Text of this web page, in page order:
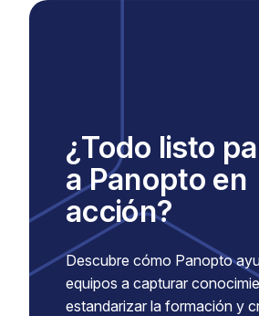
¿Todo listo
a Panopto en
acción?
Descubre cómo Panopto
equipos a capturar
estandarizar la formación y